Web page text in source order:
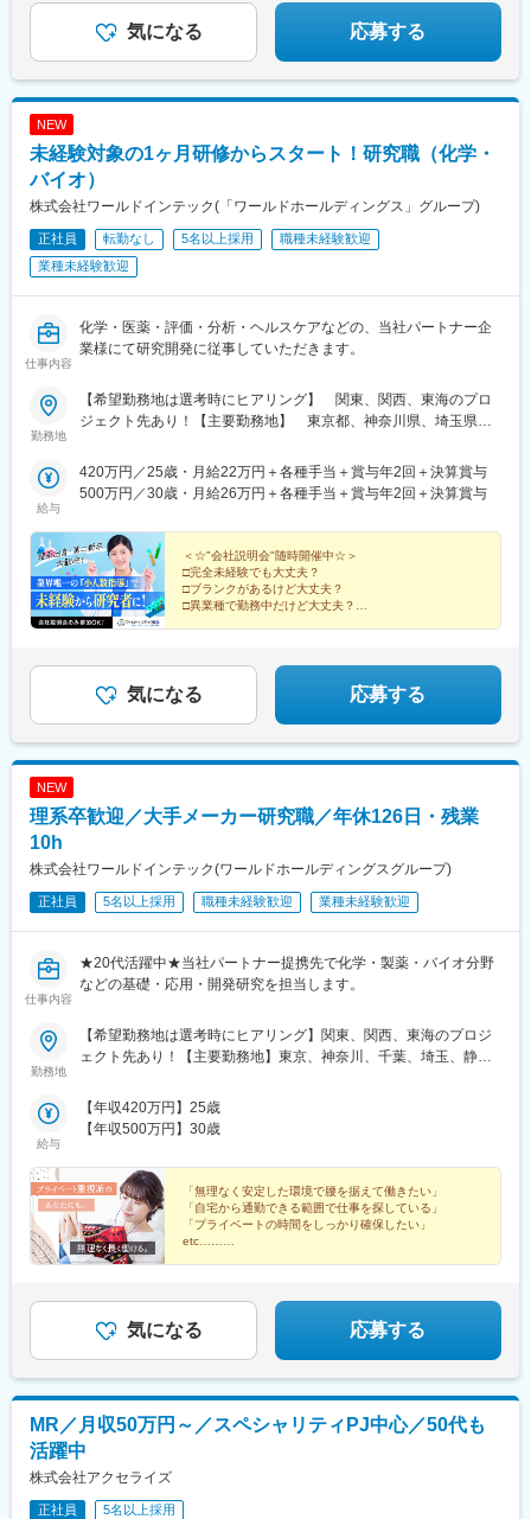
【サポート体制】
配属後は担当マネージャーが丁寧に支援します。日々の仕事の悩
みや、キャリア形成の相談等、伴走者として活躍をサポートしま
す。また知識・スキルレベルを上げるために様々な研修をご用意
変更の範囲：会社の定める業務
ワールドインテックRDの1ヶ月研修制度！
給与をもらいながら、
一から知識・技術を身につけられます！
気になる 応募する
NEW
未経験対象の1ヶ月研修からスタート！研究職（化学・
バイオ）
株式会社ワールドインテック(「ワールドホールディングス」グループ)
正社員 転勤なし 5名以上採用
職種未経験歓迎
業種未経験歓迎
仕事内容
化学・医薬・評価・分析・ヘルスケアなどの、当社パートナー企
業様にて研究開発に従事していただきます。
勤務地
【希望勤務地は選考時にヒアリング】 関東、関西、東海のプロ
ジェクト先あり！【主要勤務地】 東京都、神奈川県、埼玉県、
賀県、静岡県、愛知県、三重県、広島県、福岡県※住宅補助あり！
（月6万7000円まで会社補助）【配属先一例】中外製薬株式会社
中外製薬工業株式会社株式会社明治堺化学工業株式会社日本化薬
舘工場株式会社カネカ株式会社DNPファインケミカル宇都宮株式
会社中外医科学研究所東邦チタニウム株式会社高田製薬株式会社
株式会社理研ジェネシス株式会社マテリアルゲート三井化学EMS
株式会社株式会社エネコート 他＼NEW！エリア制度導入／全国
でスキルを伸ばしたい方も、好きな場所で研究をしたい方も、ご
給与
420万円／25歳・月給22万円＋各種手当＋賞与年2回＋決算賞与
500万円／30歳・月給26万円＋各種手当＋賞与年2回＋決算賞与
＜☆"会社説明会"随時開催中☆＞
□完全未経験でも大丈夫？
□ブランクがあるけど大丈夫？
□異業種で勤務中だけど大丈夫？
まずは説明だけ聞いてみたいという方も大歓迎♪
気になる 応募する
NEW
理系卒歓迎／大手メーカー研究職／年休126日・残業
10h
株式会社ワールドインテック(ワールドホールディングスグループ)
正社員 5名以上採用 職種未経験歓迎 業種未経験歓迎
仕事内容
★20代活躍中★当社パートナー提携先で化学・製薬・バイオ分野
などの基礎・応用・開発研究を担当します。
勤務地
【希望勤務地は選考時にヒアリング】関東、関西、東海のプロジ
ェクト先あり！【主要勤務地】東京、神奈川、千葉、埼玉、静
入／全国でスキルを伸ばしたい方も、好きな場所で研究をしたい
方も、ご希望をお聞かせください！詳細は選考時にご案内いたし
ます。
給与
【年収420万円】25歳
【年収500万円】30歳
「無理なく安定した環境で腰を据えて働きたい」
「自宅から通勤できる範囲で仕事を探している」
「プライベートの時間をしっかり確保したい」
etc……
気になる 応募する
MR／月収50万円～／スペシャリティPJ中心／50代も
活躍中
株式会社アクセライズ
正社員 5名以上採用